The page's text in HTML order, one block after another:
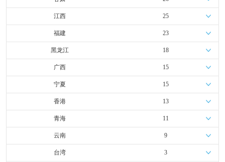
江西 25
福建 23
黑龙江 18
广西 15
宁夏 15
香港 13
青海 11
云南 9
台湾 3